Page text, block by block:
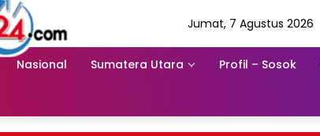
Jumat, 7 Agustus 2026
Nasional Sumatera Utara Profil – Sosok